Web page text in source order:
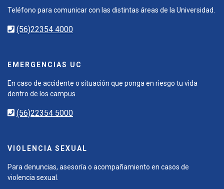
Teléfono para comunicar con las distintas áreas de la Universidad.
(56)22354 4000
EMERGENCIAS UC
En caso de accidente o situación que ponga en riesgo tu vida
dentro de los campus.
(56)22354 5000
VIOLENCIA SEXUAL
Para denuncias, asesoría o acompañamiento en casos de
violencia sexual.